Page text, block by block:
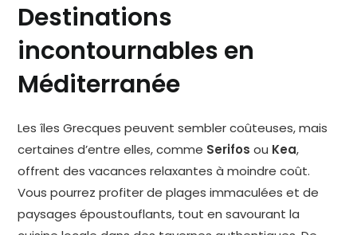
Destinations
incontournables en
Méditerranée
Les îles Grecques peuvent sembler coûteuses, mais
certaines d’entre elles, comme Serifos ou Kea,
offrent des vacances relaxantes à moindre coût.
Vous pourrez profiter de plages immaculées et de
paysages époustouflants, tout en savourant la